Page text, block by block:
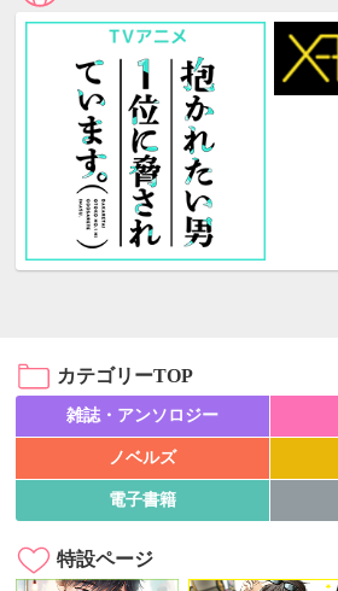
カテゴリーTOP
雑誌・アンソロジー
ノベルズ
電子書籍
特設ページ